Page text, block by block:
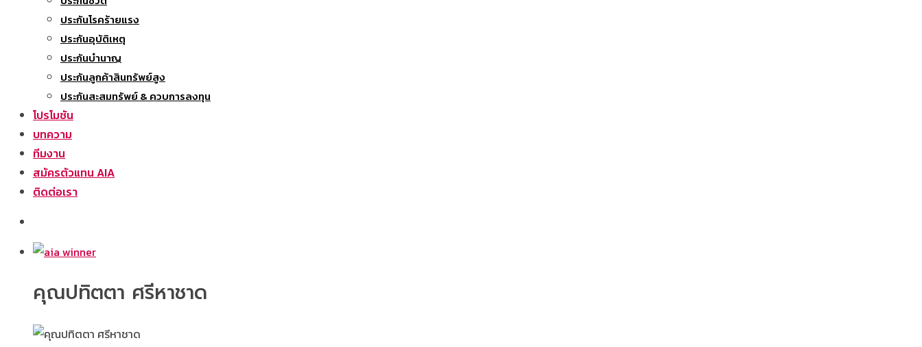
ประกันโรคร้ายแรง
ประกันอุบัติเหตุ
ประกันบำนาญ
ประกันลูกค้าสินทรัพย์สูง
ประกันสะสมทรัพย์ & ควบการลงทุน
โปรโมชัน
บทความ
ทีมงาน
สมัครตัวแทน AIA
ติดต่อเรา
คุณปทิตตา ศรีหาชาด